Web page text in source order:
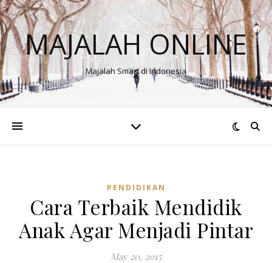
MAJALAH ONLINE
Majalah Smart di Indonesia
PENDIDIKAN
Cara Terbaik Mendidik
Anak Agar Menjadi Pintar
May 20, 2015